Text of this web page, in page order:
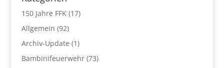
150 Jahre FFK(17)
Allgemein (92)
Archiv-Update (1)
Bambinifeuerwehr(73)